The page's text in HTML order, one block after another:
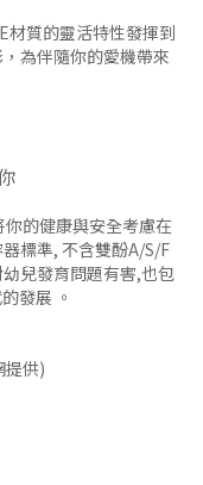
質的靈活特性發揮到
為伴隨你的愛機帶來
的健康與安全考慮在
標準, 不含雙酚A/S/F
兒發育問題有害,也包
發展 。
提供)